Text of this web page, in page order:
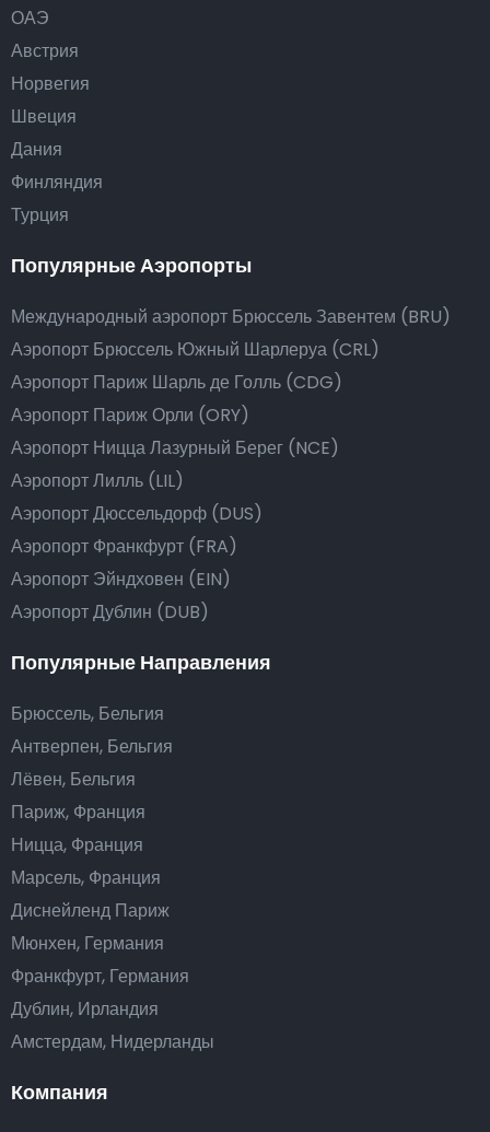
Компания
ОАЭ
Австрия
Норвегия
Швеция
Дания
Финляндия
Турция
Популярные Аэропорты
Международный аэропорт Брюссель Завентем (BRU)
Аэропорт Брюссель Южный Шарлеруа (CRL)
Аэропорт Париж Шарль де Голль (CDG)
Аэропорт Париж Орли (ORY)
Аэропорт Ницца Лазурный Берег (NCE)
Аэропорт Лилль (LIL)
Аэропорт Дюссельдорф (DUS)
Аэропорт Франкфурт (FRA)
Аэропорт Эйндховен (EIN)
Аэропорт Дублин (DUB)
Популярные Направления
Брюссель, Бельгия
Антверпен, Бельгия
Лёвен, Бельгия
Париж, Франция
Ницца, Франция
Марсель, Франция
Диснейленд Париж
Мюнхен, Германия
Франкфурт, Германия
Дублин, Ирландия
Амстердам, Нидерланды